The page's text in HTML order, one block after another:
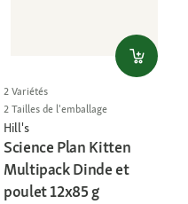
2 Variétés
2 Tailles de l'emballage
Hill's
Science Plan Kitten
Multipack Dinde et
poulet 12x85 g